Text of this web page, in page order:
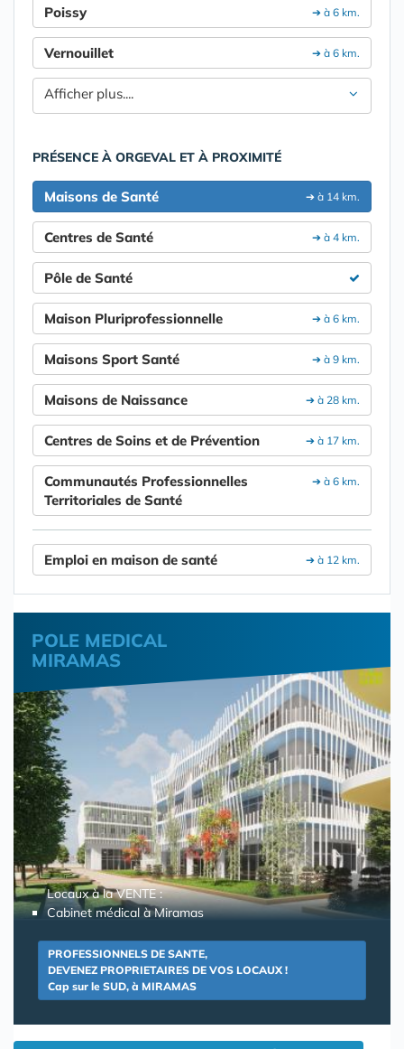
➔ à 6 km.
Poissy
➔ à 6 km.
Vernouillet
Afficher plus....
PRÉSENCE À ORGEVAL ET À PROXIMITÉ
➔ à 14 km.
Maisons de Santé
➔ à 4 km.
Centres de Santé
Pôle de Santé
➔ à 6 km.
Maison Pluriprofessionnelle
➔ à 9 km.
Maisons Sport Santé
➔ à 28 km.
Maisons de Naissance
➔ à 17 km.
Centres de Soins et de Prévention
➔ à 6 km.
Communautés Professionnelles
Territoriales de Santé
➔ à 12 km.
Emploi en maison de santé
POLE MEDICAL
MIRAMAS
Locaux à la VENTE :
Cabinet médical à Miramas
PROFESSIONNELS DE SANTE,
DEVENEZ PROPRIETAIRES DE VOS LOCAUX !
Cap sur le SUD, à MIRAMAS